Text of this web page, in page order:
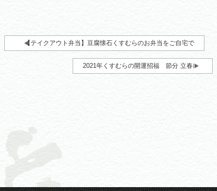
【テイクアウト弁当】豆腐懐石くすむらのお弁当をご自宅で
2021年くすむらの開運招福 節分 立春